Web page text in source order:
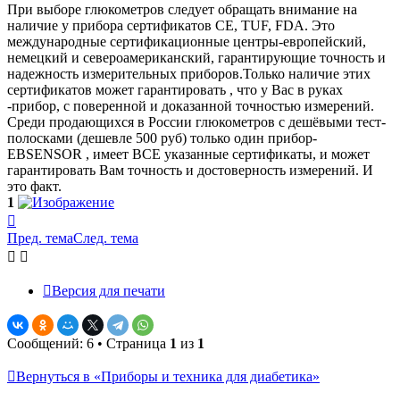
При выборе глюкометров следует обращать внимание на
наличие у прибора сертификатов CE, TUF, FDA. Это
международные сертификационные центры-европейский,
немецкий и североамериканский, гарантирующие точность и
надежность измерительных приборов.Только наличие этих
сертификатов может гарантировать , что у Вас в руках
-прибор, с поверенной и доказанной точностью измерений.
Среди продающихся в России глюкометров с дешёвыми тест-
полосками (дешевле 500 руб) только один прибор-
EBSENSOR , имеет ВСЕ указанные сертификаты, и может
гарантировать Вам точность и достоверность измерений. И
это факт.
1
к
началу
Пред. темаСлед. тема
Версия для печати
Сообщений: 6 • Страница 1 из 1
Вернуться в «Приборы и техника для диабетика»